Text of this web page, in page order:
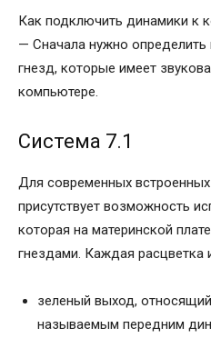
Как подключить динамики к
— Сначала нужно
гнезд, которые имеет
компьютере.
Система 7.1
Для современных
присутствует возможность
которая на материнской
гнездами. Каждая расцветка
зеленый выход,
называемым передним